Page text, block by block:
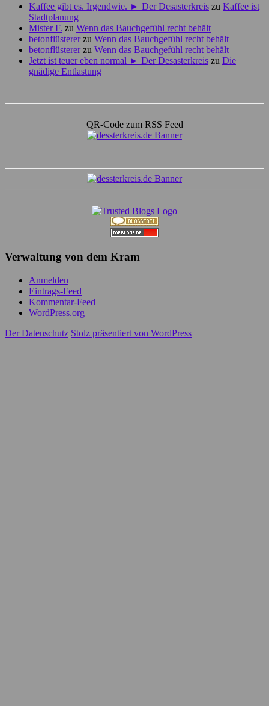
Kaffee gibt es. Irgendwie. ► Der Desasterkreis zu Kaffee ist
Stadtplanung
Mister F. zu Wenn das Bauchgefühl recht behält
betonflüstererzu Wenn das Bauchgefühl recht behält
betonflüstererzu Wenn das Bauchgefühl recht behält
Jetzt ist teuer eben normal ► Der Desasterkreis zu Die
gnädige Entlastung
QR-Code zum RSS Feed
Verwaltung von dem Kram
Anmelden
Eintrags-Feed
Kommentar-Feed
WordPress.org
Der Datenschutz Stolz präsentiert von WordPress